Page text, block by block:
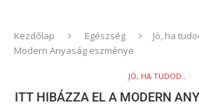
Kezdőlap Egészség Jó, ha
Modern Anyaság eszménye
JÓ, HA TUDOD..
ITT HIBÁZZA EL A MODERN